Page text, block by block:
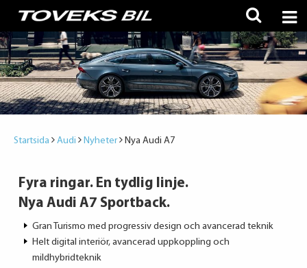
Startsida Audi Nyheter Nya Audi A7
Fyra ringar. En tydlig linje.
Nya Audi A7 Sportback.
Gran Turismo med progressiv design och avancerad teknik
Helt digital interiör, avancerad uppkoppling och
mildhybridteknik